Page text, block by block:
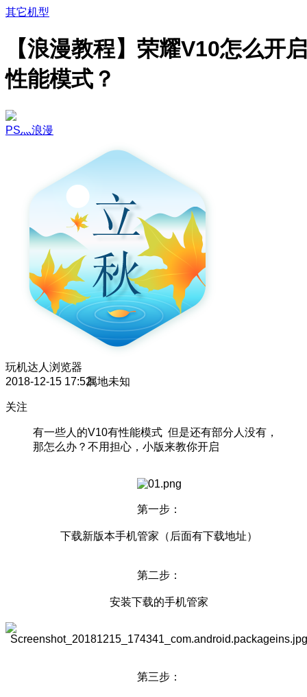
其它机型
【浪漫教程】荣耀V10怎么开启
性能模式？
PS灬浪漫
玩机达人 浏览器
2018-12-15 17:52属地未知
关注
有一些人的V10有性能模式 但是还有部分人没有，
那怎么办？不用担心，小版来教你开启
第一步：
下载新版本手机管家（后面有下载地址）
第二步：
安装下载的手机管家
第三步：